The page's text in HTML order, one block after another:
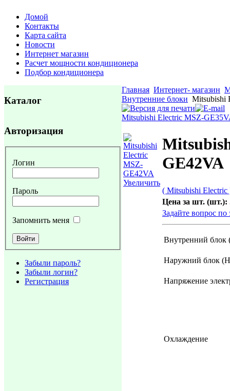
Домой
Контакты
Карта сайта
Новости
Интернет магазин
Расчет мощности кондиционера
Подбор кондиционера
Каталог
Авторизация
Логин
Пароль
Запомнить меня
Забыли пароль?
Забыли логин?
Регистрация
Главная Интернет- магазин
Внутренние блоки Mitsubishi
Mitsubishi Electric MSZ-
Увеличить
GE42VA
( Mitsubishi Electric
Цена за шт. (шт.):
Задайте вопрос по
Внутренний блок
Наружний блок
Напряжение
Охлаждение